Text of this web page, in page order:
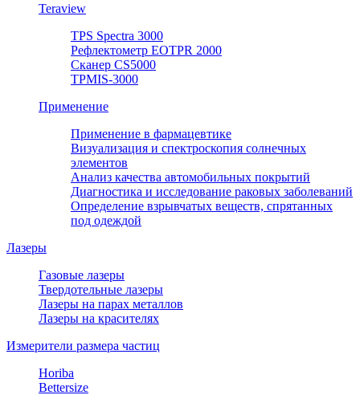
Teraview
TPS Spectra 3000
Рефлектометр EOTPR 2000
Сканер CS5000
TPMIS-3000
Применение
Применение в фармацевтике
Визуализация и спектроскопия солнечных
элементов
Анализ качества автомобильных покрытий
Диагностика и исследование раковых заболеваний
Определение взрывчатых веществ, спрятанных
под одеждой
Лазеры
Газовые лазеры
Твердотельные лазеры
Лазеры на парах металлов
Лазеры на красителях
Измерители размера частиц
Horiba
Bettersize